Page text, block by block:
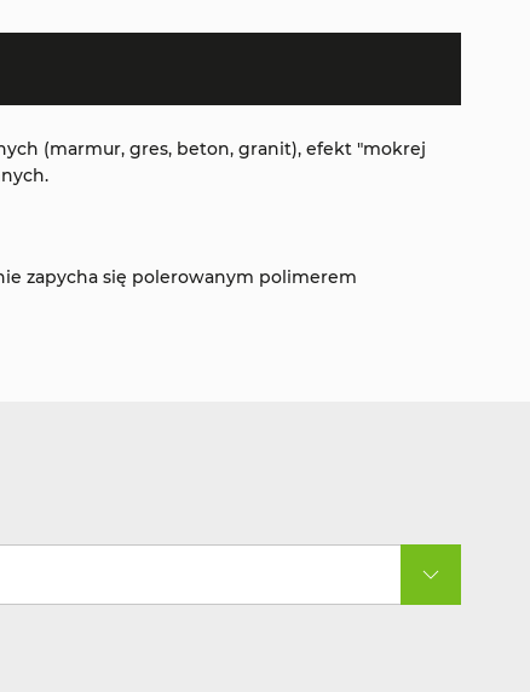
(marmur, gres, beton, granit), efekt "mokrej
zapycha się polerowanym polimerem